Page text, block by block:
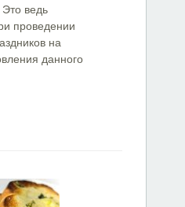
ведь
проведении
на
данного